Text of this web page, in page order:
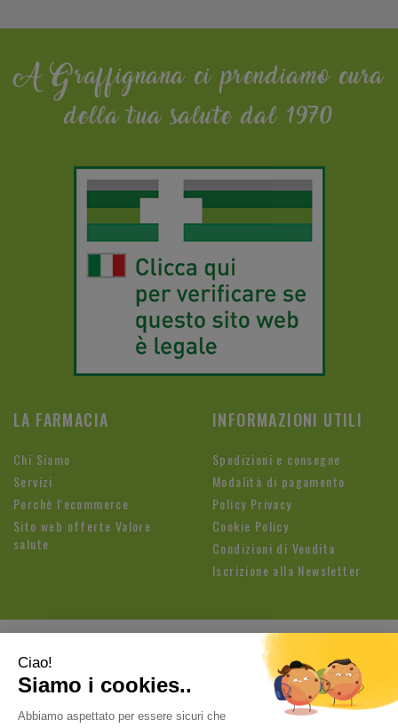
A Graffignana ci prendiamo cura
della tua salute dal 1970
LA FARMACIA
Chi Siamo
Servizi
Perchè l'ecommerce
Sito web offerte Valore
salute
INFORMAZIONI UTILI
Spedizioni e consegne
Modalità di pagamento
Policy Privacy
Cookie Policy
Condizioni di Vendita
Iscrizione alla Newsletter